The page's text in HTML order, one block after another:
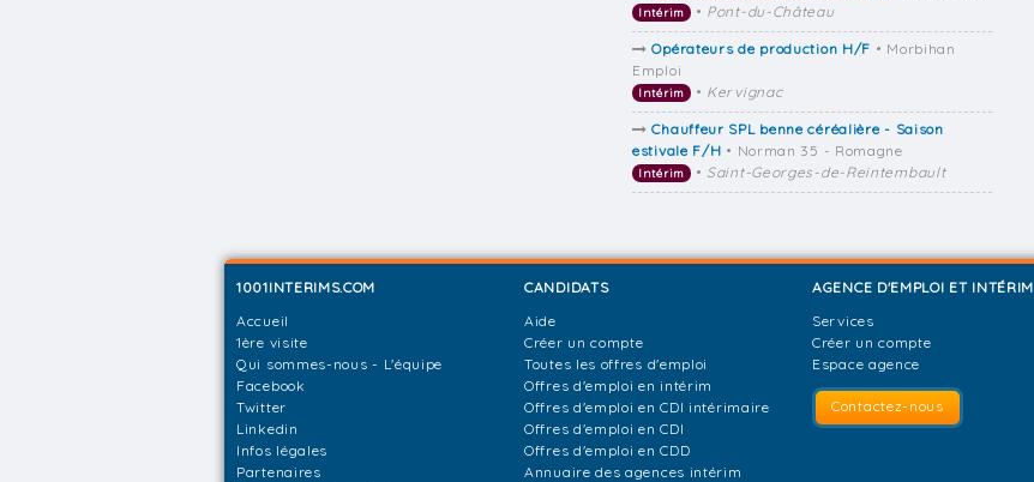
Intérim • Pont-du-Château
Opérateurs de production H/F • Morbihan
Emploi
Intérim • Kervignac
Chauffeur SPL benne céréalière - Saison
estivale F/H • Norman 35 - Romagne
Intérim • Saint-Georges-de-Reintembault
1001INTERIMS.COM
Accueil
1ère visite
Qui sommes-nous - L'équipe
Facebook
Twitter
Linkedin
Infos légales
Partenaires
CANDIDATS
Aide
Créer un compte
Toutes les offres d'emploi
Offres d'emploi en intérim
Offres d'emploi en CDI intérimaire
Offres d'emploi en CDI
Offres d'emploi en CDD
Annuaire des agences intérim
AGENCE D'EMPLOI ET INTÉRIM
Services
Créer un compte
Espace agence
Contactez-nous